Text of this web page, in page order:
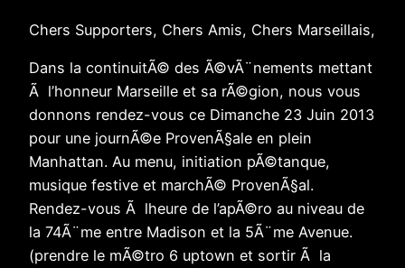
Chers Supporters, Chers Amis, Chers Marseillais,
Dans la continuitÃ© des Ã©vÃ¨nements mettant
Ã l’honneur Marseille et sa rÃ©gion, nous vous
donnons rendez-vous ce Dimanche 23 Juin 2013
pour une journÃ©e ProvenÃ§ale en plein
Manhattan. Au menu, initiation pÃ©tanque,
musique festive et marchÃ© ProvenÃ§al.
Rendez-vous Ã lheure de l’apÃ©ro au niveau de
la 74Ã¨me entre Madison et la 5Ã¨me Avenue.
(prendre le mÃ©tro 6 uptown et sortir Ã la